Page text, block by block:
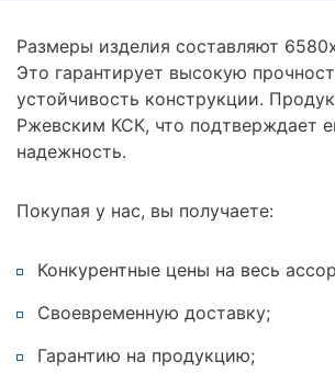
Размеры изделия составляют
Это гарантирует высокую
устойчивость конструкции.
Ржевским КСК, что подтверждает
надежность.
Покупая у нас, вы получаете:
Конкурентные цены на весь
Своевременную доставку;
Гарантию на продукцию;